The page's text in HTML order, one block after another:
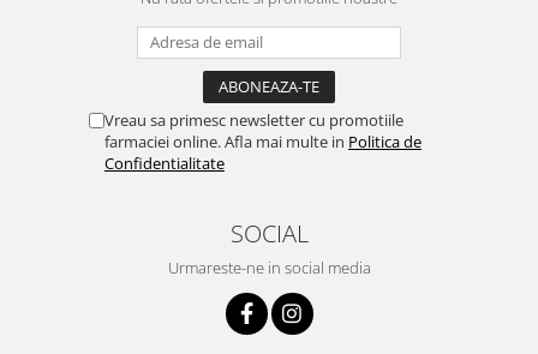
Vreau sa primesc newsletter cu promotiile
farmaciei online. Afla mai multe in Politica de
Confidentialitate
SOCIAL
Urmareste-ne in social media